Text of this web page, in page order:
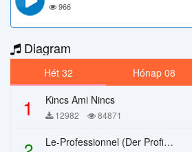
966
Diagram
Hét 32 Hónap 08
1 Kincs Ami Nincs
12982 84871
Le-Professionnel (Der Profi) – Chi Mai